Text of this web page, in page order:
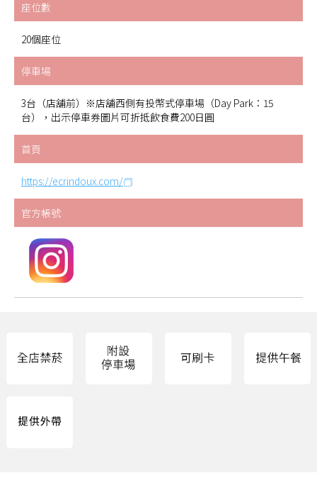
座位數
20個座位
停車場
3台（店舖前）※店舖西側有投幣式停車場（Day Park：15
台），出示停車券圖片可折抵飲食費200日圓
首頁
https://ecrindoux.com/
官方帳號